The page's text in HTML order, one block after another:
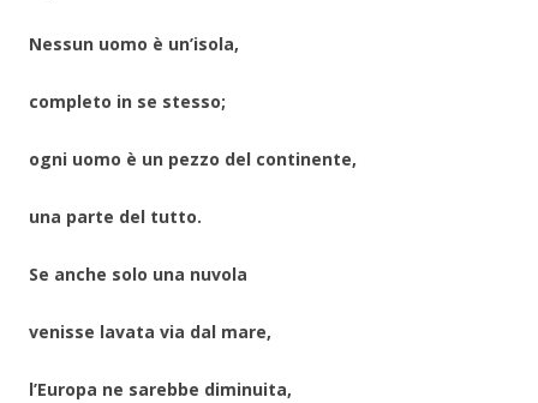
Nessun uomo è un’isola,
completo in se stesso;
ogni uomo è un pezzo del continente,
una parte del tutto.
Se anche solo una nuvola
venisse lavata via dal mare,
l’Europa ne sarebbe diminuita,